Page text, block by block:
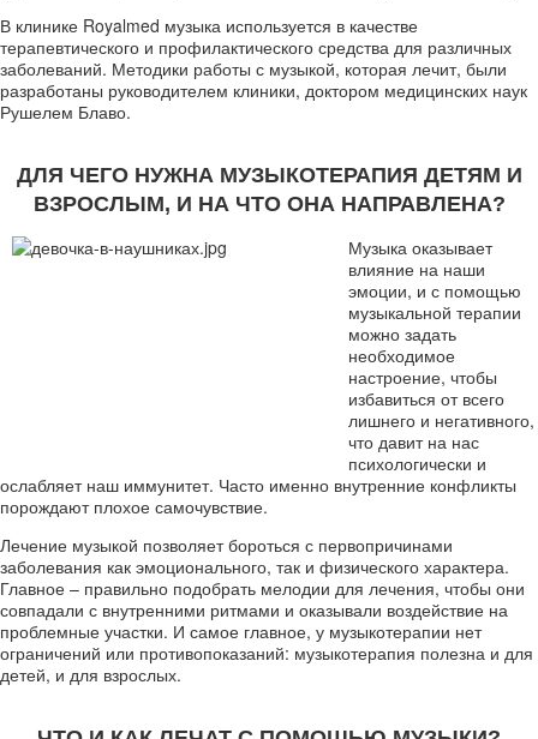
В клинике Royalmed музыка используется в качестве
терапевтического и профилактического средства для различных
заболеваний. Методики работы с музыкой, которая лечит, были
разработаны руководителем клиники, доктором медицинских наук
Рушелем Блаво.
ДЛЯ ЧЕГО НУЖНА МУЗЫКОТЕРАПИЯ ДЕТЯМ И
ВЗРОСЛЫМ, И НА ЧТО ОНА НАПРАВЛЕНА?
Музыка оказывает
влияние на наши
эмоции, и с помощью
музыкальной терапии
можно задать
необходимое
настроение, чтобы
избавиться от всего
лишнего и негативного,
что давит на нас
психологически и
ослабляет наш иммунитет. Часто именно внутренние конфликты
порождают плохое самочувствие.
Лечение музыкой позволяет бороться с первопричинами
заболевания как эмоционального, так и физического характера.
Главное – правильно подобрать мелодии для лечения, чтобы они
совпадали с внутренними ритмами и оказывали воздействие на
проблемные участки. И самое главное, у музыкотерапии нет
ограничений или противопоказаний: музыкотерапия полезна и для
детей, и для взрослых.